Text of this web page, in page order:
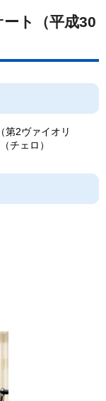
ト（平成30
第2ヴァイオリ
チェロ）